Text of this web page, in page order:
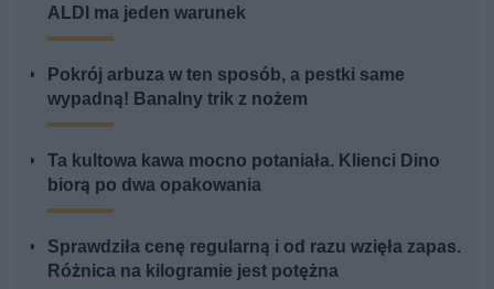
ALDI ma jeden warunek
Pokrój arbuza w ten sposób, a pestki same
wypadną! Banalny trik z nożem
Ta kultowa kawa mocno potaniała. Klienci Dino
biorą po dwa opakowania
Sprawdziła cenę regularną i od razu wzięła zapas.
Różnica na kilogramie jest potężna